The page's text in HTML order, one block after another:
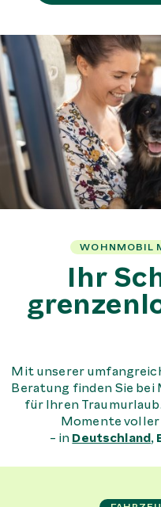
WOHNMOBIL
Ihr
Mit unserer
Beratung finden Sie bei
für Ihren
Momente
- in Deutschland,